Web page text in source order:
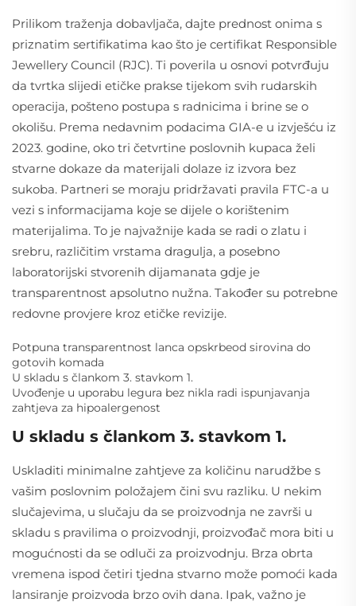
Prilikom traženja dobavljača, dajte prednost onima s
priznatim sertifikatima kao što je certifikat Responsible
Jewellery Council (RJC). Ti poverila u osnovi potvrđuju
da tvrtka slijedi etičke prakse tijekom svih rudarskih
operacija, pošteno postupa s radnicima i brine se o
okolišu. Prema nedavnim podacima GIA-e u izvješću iz
2023. godine, oko tri četvrtine poslovnih kupaca želi
stvarne dokaze da materijali dolaze iz izvora bez
sukoba. Partneri se moraju pridržavati pravila FTC-a u
vezi s informacijama koje se dijele o korištenim
materijalima. To je najvažnije kada se radi o zlatu i
srebru, različitim vrstama dragulja, a posebno
laboratorijski stvorenih dijamanata gdje je
transparentnost apsolutno nužna. Također su potrebne
redovne provjere kroz etičke revizije.
Potpuna transparentnost lanca opskrbeod sirovina do
gotovih komada
U skladu s člankom 3. stavkom 1.
Uvođenje u uporabu legura bez nikla radi ispunjavanja
zahtjeva za hipoalergenost
U skladu s člankom 3. stavkom 1.
Uskladiti minimalne zahtjeve za količinu narudžbe s
vašim poslovnim položajem čini svu razliku. U nekim
slučajevima, u slučaju da se proizvodnja ne završi u
skladu s pravilima o proizvodnji, proizvođač mora biti u
mogućnosti da se odluči za proizvodnju. Brza obrta
vremena ispod četiri tjedna stvarno može pomoći kada
lansiranje proizvoda brzo ovih dana. Ipak, važno je